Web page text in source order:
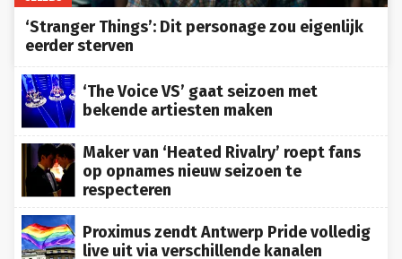
‘Stranger Things’: Dit personage zou eigenlijk
eerder sterven
‘The Voice VS’ gaat seizoen met
bekende artiesten maken
Maker van ‘Heated Rivalry’ roept fans
op opnames nieuw seizoen te
respecteren
Proximus zendt Antwerp Pride volledig
live uit via verschillende kanalen